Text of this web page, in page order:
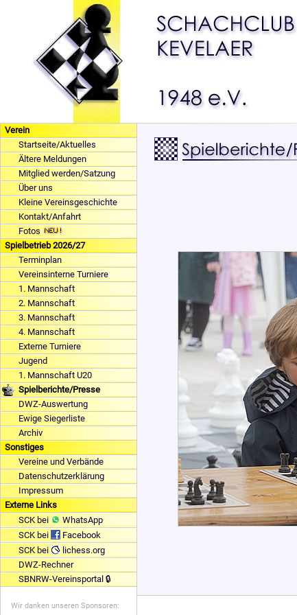
Verein
Startseite/Aktuelles
Ältere Meldungen
Mitglied werden/Satzung
Über uns
Kleine Vereinsgeschichte
Kontakt/Anfahrt
Fotos
Spielbetrieb 2026/27
Terminplan
Vereinsinterne Turniere
1. Mannschaft
2. Mannschaft
3. Mannschaft
4. Mannschaft
Externe Turniere
Jugend
1. Mannschaft U20
Spielberichte/Presse
DWZ-Auswertung
Ewige Siegerliste
Archiv
Sonstiges
Vereine und Verbände
Datenschutzerklärung
Impressum
Externe Links
SCK bei
WhatsApp
SCK bei
Facebook
SCK bei
lichess.org
DWZ-Rechner
SBNRW-Vereinsportal 🔒
Wir danken unseren Sponsoren: